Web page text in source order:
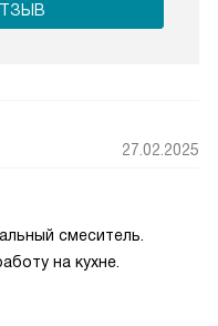
27.02.2025
смеситель.
на кухне.